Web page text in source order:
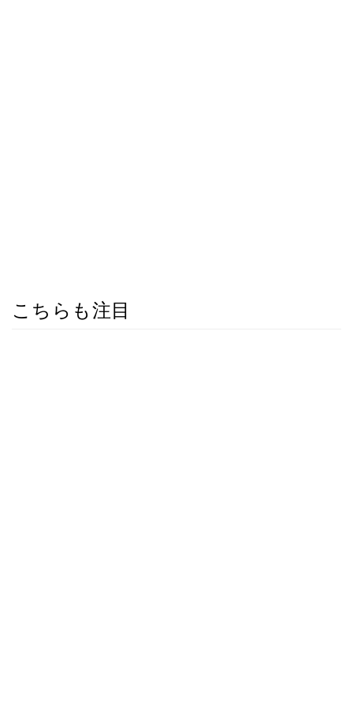
こちらも注目